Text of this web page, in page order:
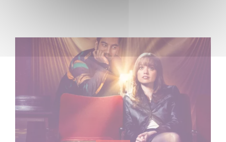
Film Club: A Heartfelt Romantic Comedy now Steaming